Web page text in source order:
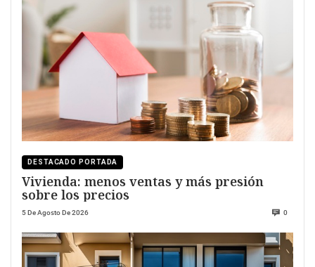
DESTACADO PORTADA
Vivienda: menos ventas y más presión
sobre los precios
5 De Agosto De 2026 0